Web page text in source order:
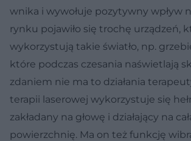
wnika i wywołuje pozytywny wpływ
rynku pojawiło się trochę urządzeń,
wykorzystują takie światło, np.
które podczas czesania naświetlają
zdaniem nie ma to działania
terapii laserowej wykorzystuje się
zakładany na głowę i działający na
powierzchnię. Ma on też funkcję